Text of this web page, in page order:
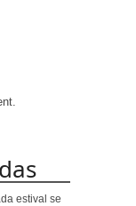
estival se